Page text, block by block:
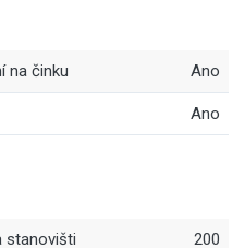
na činku Ano
Ano
stanovišti 200